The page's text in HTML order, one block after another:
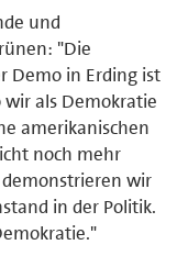
und
"Die
Demo in Erding ist
wir als Demokratie
amerikanischen
noch mehr
wir
in der Politik.